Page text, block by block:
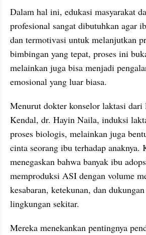
Dalam hal ini, edukasi masyarakat
profesional sangat dibutuhkan agar
dan termotivasi untuk melanjutkan
bimbingan yang tepat, proses ini
melainkan juga bisa menjadi
emosional yang luar biasa.
Menurut dokter konselor laktasi
Kendal, dr. Hayin Naila, induksi
proses biologis, melainkan juga
cinta seorang ibu terhadap anaknya.
menegaskan bahwa banyak ibu
memproduksi ASI dengan volume
kesabaran, ketekunan, dan
lingkungan sekitar.
Mereka menekankan pentingnya